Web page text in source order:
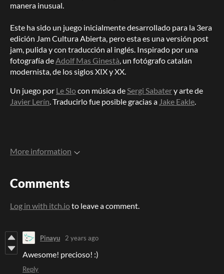
manera inusual.
Este ha sido un juego inicialmente desarrollado para la 3era
edición Jam Cultura Abierta, pero esta es una versión post
jam, pulida y con traducción al inglés. Inspirado por una
fotografía deAdolf Mas Ginestà, un fotógrafo catalán
modernista, de los siglos XIX y XX.
Un juego por Le Slocon música deSergi Sabatery arte de
Javier Lerín. Traducirlo fue posible gracias a Jake Eakle.
More information
Comments
Log in with itch.ioto leave a comment.
Pinayu 2 years ago
Awesome! precioso! :)
Reply